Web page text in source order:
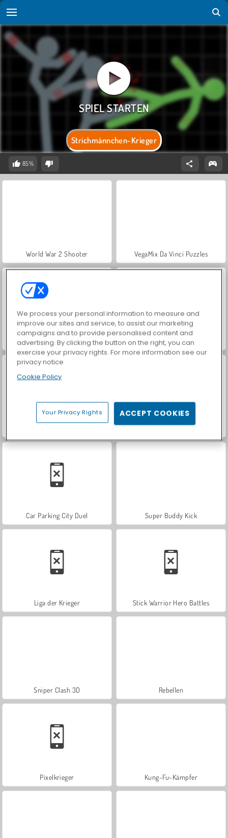
Strichmännchen-Krieger
85%
World War 2 Shooter VegaMix Da Vinci Puzzles
Let's Fish! Hidden Object: Street of Secrets
Farm Merge Valley
Car Parking City Duel Super Buddy Kick
Liga der Krieger Stick Warrior Hero Battles
Sniper Clash 3D Rebellen
Pixelkrieger Kung-Fu-Kämpfer
We process your personal information to measure and
improve our sites and service, to assist our marketing
campaigns and to provide personalised content and
advertising. By clicking the button on the right, you can
exercise your privacy rights. For more information see our
privacy notice
Cookie Policy
Your Privacy Rights ACCEPT COOKIES